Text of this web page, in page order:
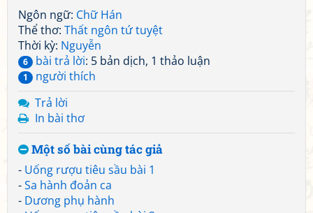
Ngôn ngữ: Chữ Hán
Thể thơ: Thất ngôn tứ tuyệt
Thời kỳ: Nguyễn
6 bài trả lời: 5 bản dịch, 1 thảo luận
1
người thích
Trả lời
In bài thơ
Một số bài cùng tác giả
- Uống rượu tiêu sầu bài 1
-Sa hành đoản ca
- Dương phụ hành